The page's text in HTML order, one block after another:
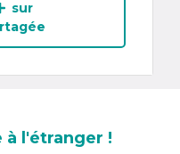
sur
à l'étranger !